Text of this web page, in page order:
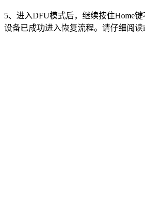
5、进入DFU模式后，继续按住Home
设备已成功进入恢复流程。请仔细阅读